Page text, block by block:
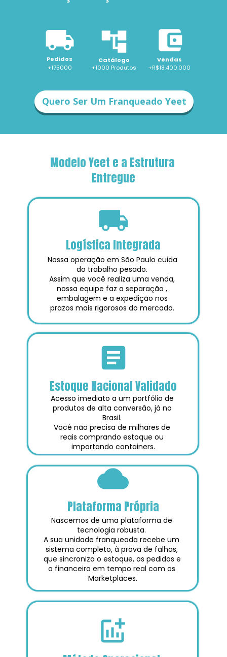
Pedidos Catálogo
Vendas
+175000
+R$18.400.000
+1000 Produtos
Quero Ser Um Franqueado Yeet
Modelo Yeet e a Estrutura
Entregue
Estoque Nacional Validado
Logística Integrada
Nossa operação em São Paulo cuida
do trabalho pesado.
Assim que você realiza uma venda,
nossa equipe faz a separação ,
embalagem e a expedição nos
prazos mais rigorosos do mercado.
Acesso imediato a um portfólio de
produtos de alta conversão, já no
Brasil.
Você não precisa de milhares de
reais comprando estoque ou
importando containers.
Plataforma Própria
Nascemos de uma plataforma de
tecnologia robusta.
A sua unidade franqueada recebe um
sistema completo, à prova de falhas,
que sincroniza o estoque, os pedidos e
o financeiro em tempo real com os
Marketplaces.